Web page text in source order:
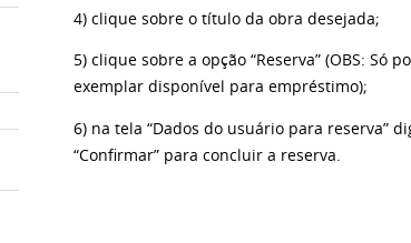
4) clique sobre o título da obra desejada;
5) clique sobre a opção “Reserva” (OBS: Só
exemplar disponível para empréstimo);
6) na tela “Dados do usuário para reserva”
“Confirmar” para concluir a reserva.